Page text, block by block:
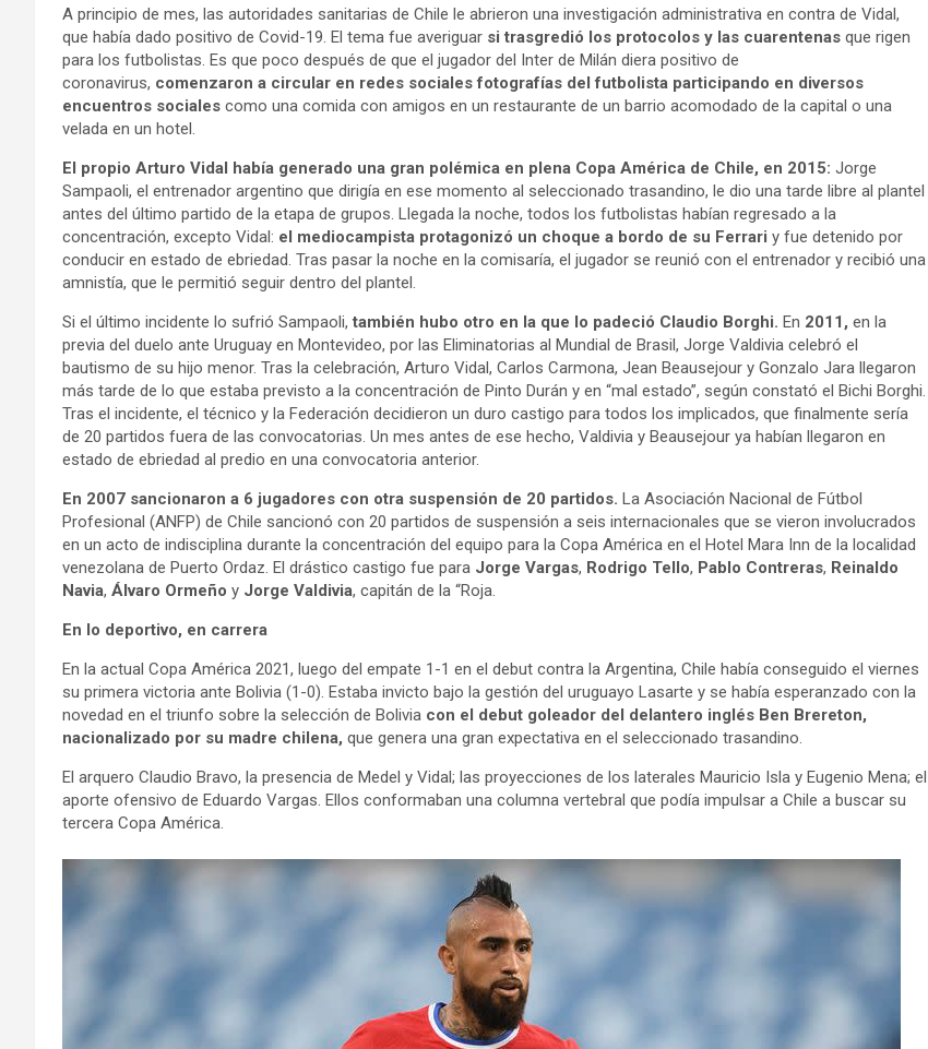
A principio de mes, las autoridades sanitarias de Chile le abrieron una investigación administrativa en contra de Vidal,
que había dado positivo de Covid-19. El tema fue averiguar si trasgredió los protocolos y las cuarentenas que rigen
para los futbolistas. Es que poco después de que el jugador del Inter de Milán diera positivo de
coronavirus, comenzaron a circular en redes sociales fotografías del futbolista participando en diversos
encuentros sociales como una comida con amigos en un restaurante de un barrio acomodado de la capital o una
velada en un hotel.
El propio Arturo Vidal había generado una gran polémica en plena Copa América de Chile, en 2015: Jorge
Sampaoli, el entrenador argentino que dirigía en ese momento al seleccionado trasandino, le dio una tarde libre al plantel
antes del último partido de la etapa de grupos. Llegada la noche, todos los futbolistas habían regresado a la
concentración, excepto Vidal: el mediocampista protagonizó un choque a bordo de su Ferrari y fue detenido por
conducir en estado de ebriedad. Tras pasar la noche en la comisaría, el jugador se reunió con el entrenador y recibió una
amnistía, que le permitió seguir dentro del plantel.
Si el último incidente lo sufrió Sampaoli,también hubo otro en la que lo padeció Claudio Borghi. En 2011, en la
previa del duelo ante Uruguay en Montevideo, por las Eliminatorias al Mundial de Brasil, Jorge Valdivia celebró el
bautismo de su hijo menor. Tras la celebración, Arturo Vidal, Carlos Carmona, Jean Beausejour y Gonzalo Jara llegaron
más tarde de lo que estaba previsto a la concentración de Pinto Durán y en “mal estado”, según constató el Bichi Borghi.
Tras el incidente, el técnico y la Federación decidieron un duro castigo para todos los implicados, que finalmente sería
de 20 partidos fuera de las convocatorias. Un mes antes de ese hecho, Valdivia y Beausejour ya habían llegaron en
estado de ebriedad al predio en una convocatoria anterior.
En 2007 sancionaron a 6 jugadores con otra suspensión de 20 partidos. La Asociación Nacional de Fútbol
Profesional (ANFP) de Chile sancionó con 20 partidos de suspensión a seis internacionales que se vieron involucrados
en un acto de indisciplina durante la concentración del equipo para la Copa América en el Hotel Mara Inn de la localidad
venezolana de Puerto Ordaz. El drástico castigo fue para Jorge Vargas, Rodrigo Tello, Pablo Contreras, Reinaldo
Navia, Álvaro Ormeño y Jorge Valdivia, capitán de la “Roja.
En lo deportivo, en carrera
En la actual Copa América 2021, luego del empate 1-1 en el debut contra la Argentina, Chile había conseguido el viernes
su primera victoria ante Bolivia (1-0). Estaba invicto bajo la gestión del uruguayo Lasarte y se había esperanzado con la
novedad en el triunfo sobre la selección de Bolivia con el debut goleador del delantero inglés Ben Brereton,
nacionalizado por su madre chilena, que genera una gran expectativa en el seleccionado trasandino.
El arquero Claudio Bravo, la presencia de Medel y Vidal; las proyecciones de los laterales Mauricio Isla y Eugenio Mena; el
aporte ofensivo de Eduardo Vargas. Ellos conformaban una columna vertebral que podía impulsar a Chile a buscar su
tercera Copa América.